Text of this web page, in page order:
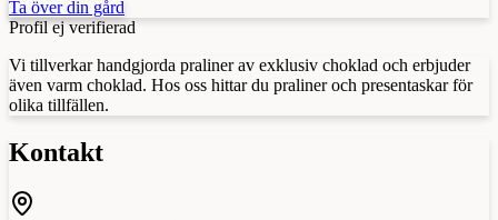
Ta över din gård
Profil ej verifierad
Vi tillverkar handgjorda praliner av exklusiv choklad och erbjuder
även varm choklad. Hos oss hittar du praliner och presentaskar för
olika tillfällen.
Kontakt